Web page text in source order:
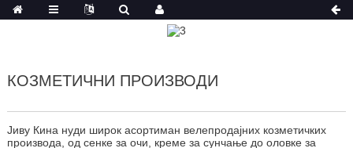
КОЗМЕТИЧНИ ПРОИЗВОДИ
Јиву Кина нуди широк асортиман велепродајних козметичких
производа, од сенке за очи, креме за сунчање до оловке за